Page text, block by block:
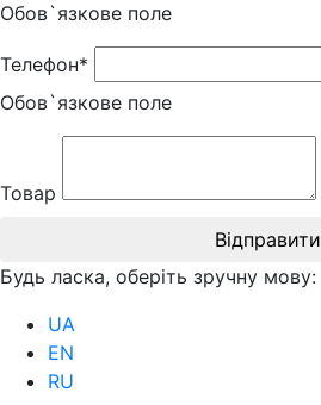
Обов`язкове поле
Телефон*
Обов`язкове поле
Товар
Відправити
Будь ласка, оберіть зручну мову:
UA
EN
RU